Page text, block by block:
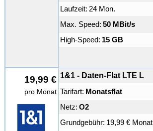
Laufzeit: 24 Mon.
Max. Speed: 50 MBit/s
High-Speed: 15 GB
19,99 €
pro Monat
1&1 - Daten-Flat LTE L
Tarifart: Monatsflat
Netz: O2
Grundgebühr: 19,99 € Monat